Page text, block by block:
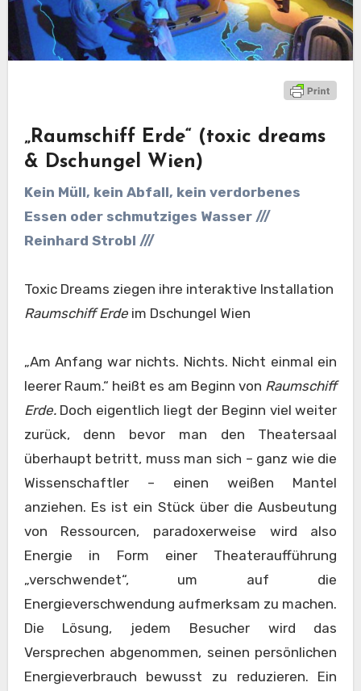
„Raumschiff Erde“ (toxic dreams
& Dschungel Wien)
Kein Müll, kein Abfall, kein verdorbenes
Essen oder schmutziges Wasser ///
Reinhard Strobl ///
Toxic Dreams ziegen ihre interaktive Installation
Raumschiff Erdeim Dschungel Wien
„Am Anfang war nichts. Nichts. Nicht einmal ein
leerer Raum.“ heißt es am Beginn von Raumschiff
Erde. Doch eigentlich liegt der Beginn viel weiter
zurück, denn bevor man den Theatersaal
überhaupt betritt, muss man sich – ganz wie die
Wissenschaftler – einen weißen Mantel
anziehen. Es ist ein Stück über die Ausbeutung
von Ressourcen, paradoxerweise wird also
Energie in Form einer Theateraufführung
„verschwendet“, um auf die
Energieverschwendung aufmerksam zu machen.
Die Lösung, jedem Besucher wird das
Versprechen abgenommen, seinen persönlichen
Energieverbrauch bewusst zu reduzieren. Ein